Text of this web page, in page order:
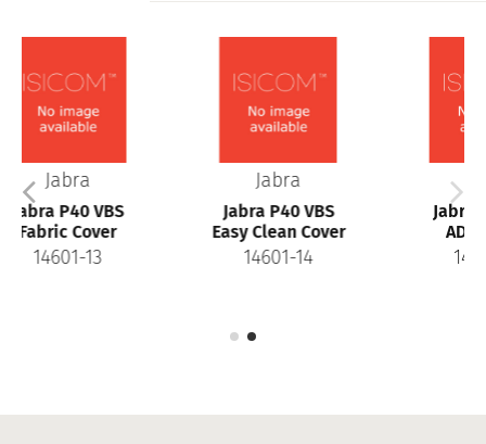
Jabra P40 VBS
Easy Clean Cover
Jabra P40 VBS
ADA Mount